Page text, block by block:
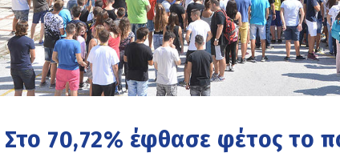
Στο 70,72% έφθασε φέτος το